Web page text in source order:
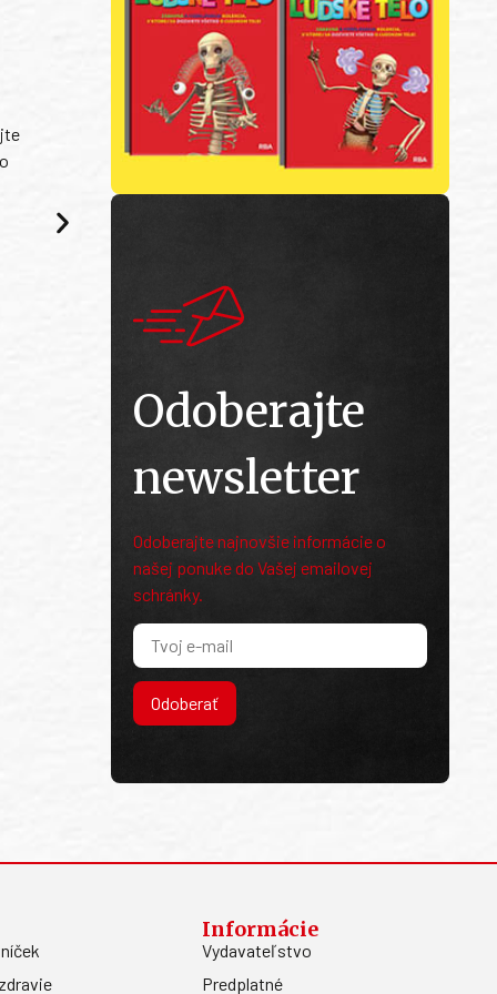
Odoberajte
newsletter
Odoberajte najnovšie informácie o
našej ponuke do Vašej emailovej
schránky.
Odoberať
Informácie
Vydavateľstvo
Predplatné